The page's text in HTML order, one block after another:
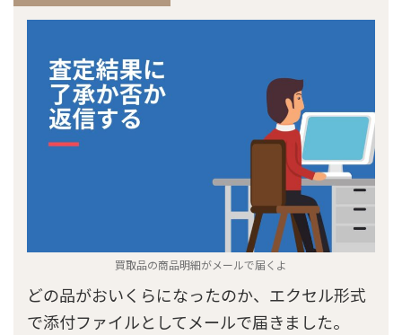
買取品の商品明細がメールで届くよ
どの品がおいくらになったのか、エクセル形式
で添付ファイルとしてメールで届きました。